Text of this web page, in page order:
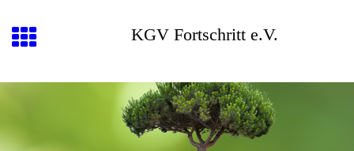
KGV Fortschritt e.V.